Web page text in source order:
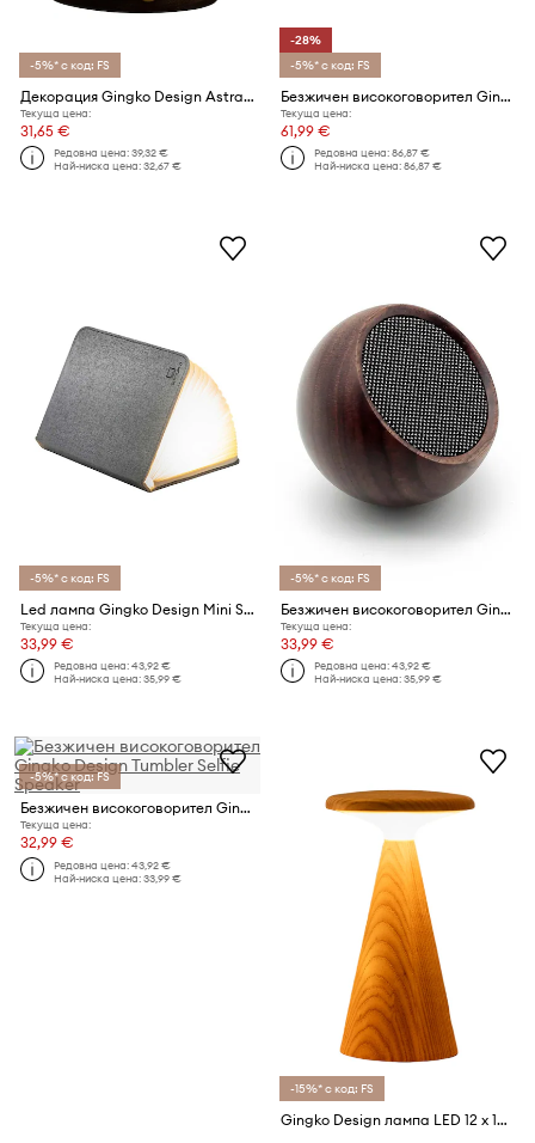
-5%* с код: FS
Декорация Gingko Design AstraGlass Light S
Текуща цена:
31,65 €
Редовна цена:39,32 €
Най-ниска цена:32,67 €
-28%
-5%* с код: FS
Безжичен високоговорител Gingko Design Mage See-through Speaker
Текуща цена:
61,99 €
Редовна цена:86,87 €
Най-ниска цена:86,87 €
-5%* с код: FS
Led лампа Gingko Design Mini Smart Book Light
Текуща цена:
33,99 €
Редовна цена:43,92 €
Най-ниска цена:35,99 €
-5%* с код: FS
Безжичен високоговорител Gingko Design Tumbler Selfie Speaker
Текуща цена:
33,99 €
Редовна цена:43,92 €
Най-ниска цена:35,99 €
-5%* с код: FS
Безжичен високоговорител Gingko Design Tumbler Selfie Speaker
Текуща цена:
32,99 €
Редовна цена:43,92 €
Най-ниска цена:33,99 €
-15%* с код: FS
Gingko Design лампа LED 12 x 12 x 21 cm